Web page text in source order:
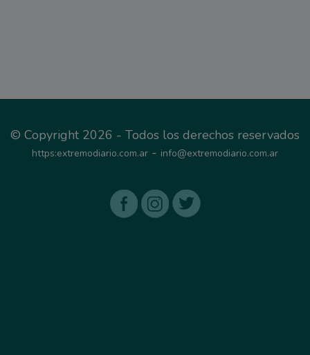
© Copyright 2026 - Todos los derechos reservados
https:extremodiario.com.ar - info@extremodiario.com.ar